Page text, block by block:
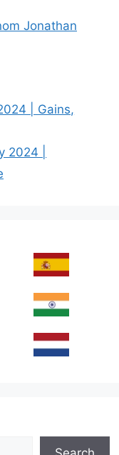
Jonathan
| Gains,
2024 |